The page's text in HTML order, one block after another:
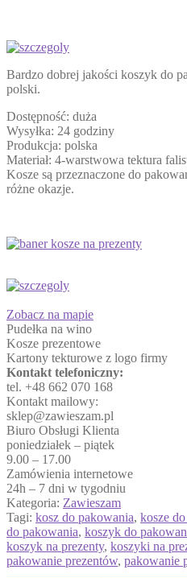
Bardzo dobrej jakości koszyk do
polski.
Dostępność: duża
Wysyłka: 24 godziny
Produkcja: polska
Materiał: 4-warstwowa tektura
Kosze są przeznaczone do
różne okazje.
Zobacz na mapie
Pudełka na wino
Kosze prezentowe
Kartony tekturowe z logo firmy
Kontakt telefoniczny:
tel. +48 662 070 168
Kontakt mailowy:
sklep@zawieszam.pl
Biuro Obsługi Klienta
poniedziałek – piątek
9.00 – 17.00
Zamówienia internetowe
24h – 7 dni w tygodniu
Kategoria: Zawieszam
Tagi: kosz do pakowania, kosze
do pakowania, koszyk do
koszyk na prezenty, koszyki na
pakowanie prezentów, pakowanie